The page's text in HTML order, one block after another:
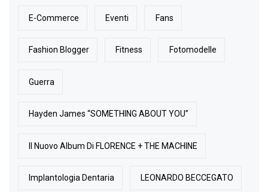
E-Commerce Eventi Fans
Fashion Blogger Fitness Fotomodelle
Guerra
Hayden James “SOMETHING ABOUT YOU”
Il Nuovo Album Di FLORENCE + THE MACHINE
Implantologia Dentaria LEONARDO BECCEGATO